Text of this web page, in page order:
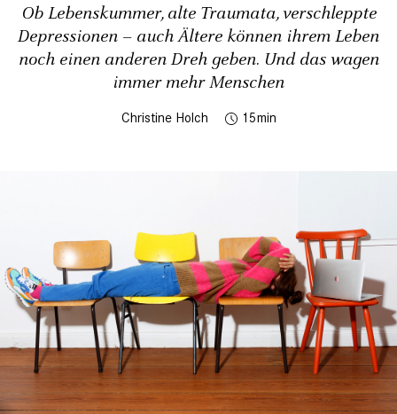
Ob Lebenskummer, alte Traumata, verschleppte
Depressionen – auch Ältere können ihrem Leben
noch einen anderen Dreh geben. Und das wagen
immer mehr Menschen
Christine Holch 15